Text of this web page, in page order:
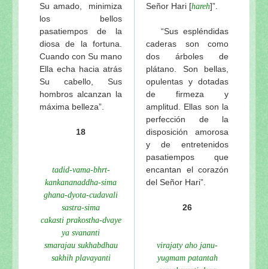
Su amado, minimiza
los bellos
pasatiempos de la
diosa de la fortuna.
Cuando con Su mano
Ella echa hacia atrás
Su cabello, Sus
hombros alcanzan la
máxima belleza”.
18
tadid-vama-bhrt-
kankananaddha-sima
ghana-dyota-cudavali
sastra-sima
cakasti prakostha-dvaye
ya svananti
smarajau sukhabdhau
sakhih plavayanti
Señor Hari [hareh]”.
“Sus espléndidas
caderas son como
dos árboles de
plátano. Son bellas,
opulentas y dotadas
de firmeza y
amplitud. Ellas son la
perfección de la
disposición amorosa
y de entretenidos
pasatiempos que
encantan el corazón
del Señor Hari”.
26
virajaty aho janu-
yugmam patantah